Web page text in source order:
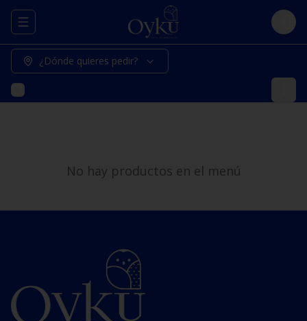
Abrir menu de navegación Login
¿Dónde quieres pedir?
No hay productos en el menú